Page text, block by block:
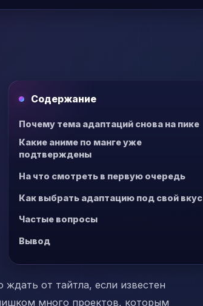
Содержание
Почему тема адаптаций снова на пике
Какие аниме по манге уже
подтверждены
На что смотреть в первую очередь
Как выбрать адаптацию под свой вкус
Частые вопросы
Вывод
от тайтла, если известен
много проектов, которым